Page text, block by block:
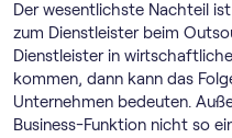
Der wesentlichste Nachteil
zum Dienstleister beim
Dienstleister in
kommen, dann kann das
Unternehmen bedeuten.
Business-Funktion nicht so